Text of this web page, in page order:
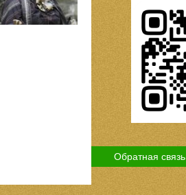
Обратная связь